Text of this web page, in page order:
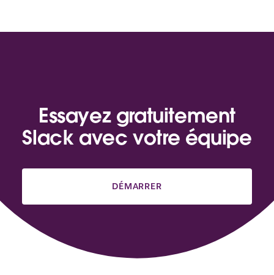
Essayez gratuitement
Slack avec votre équipe
DÉMARRER